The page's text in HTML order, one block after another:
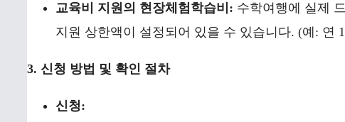
교육비 지원의 현장체험학습비: 수학여행에 실제
지원 상한액이 설정되어 있을 수 있습니다. (예: 연
3. 신청 방법 및 확인 절차
신청: